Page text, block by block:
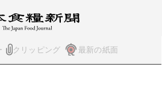
クリッピング 最新の紙面